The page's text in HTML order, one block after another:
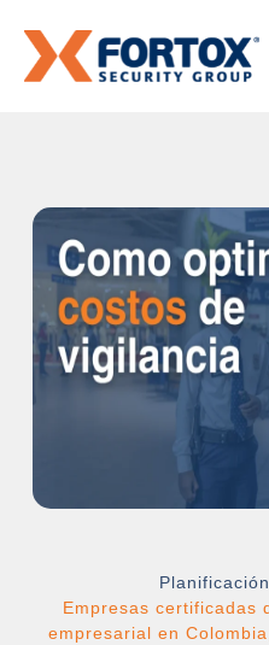
Empresas certificadas
empresarial en Colombia